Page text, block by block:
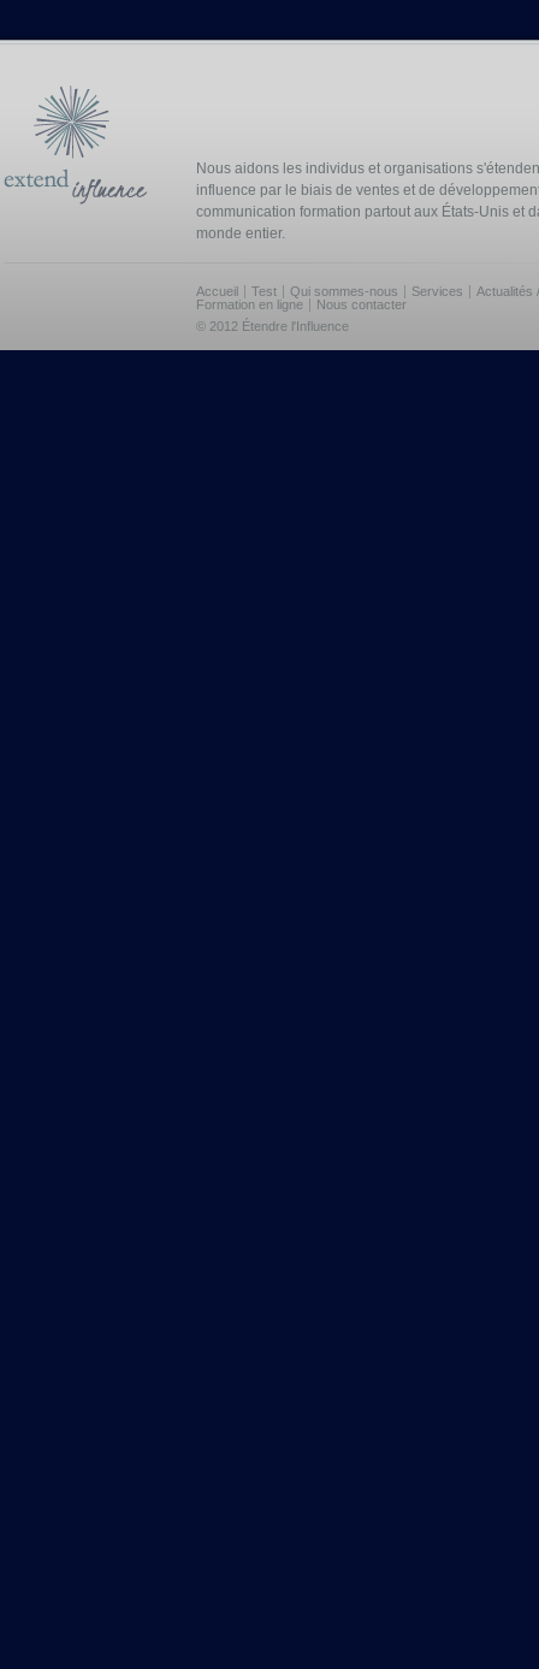
Nous aidons les individus et organisations
influence par le biais de ventes et de
communication formation partout aux États-Unis et
monde entier.
Accueil Test Qui sommes-nous Services
Actualités
Formation en ligne
Nous contacter
© 2012 Étendre l'Influence